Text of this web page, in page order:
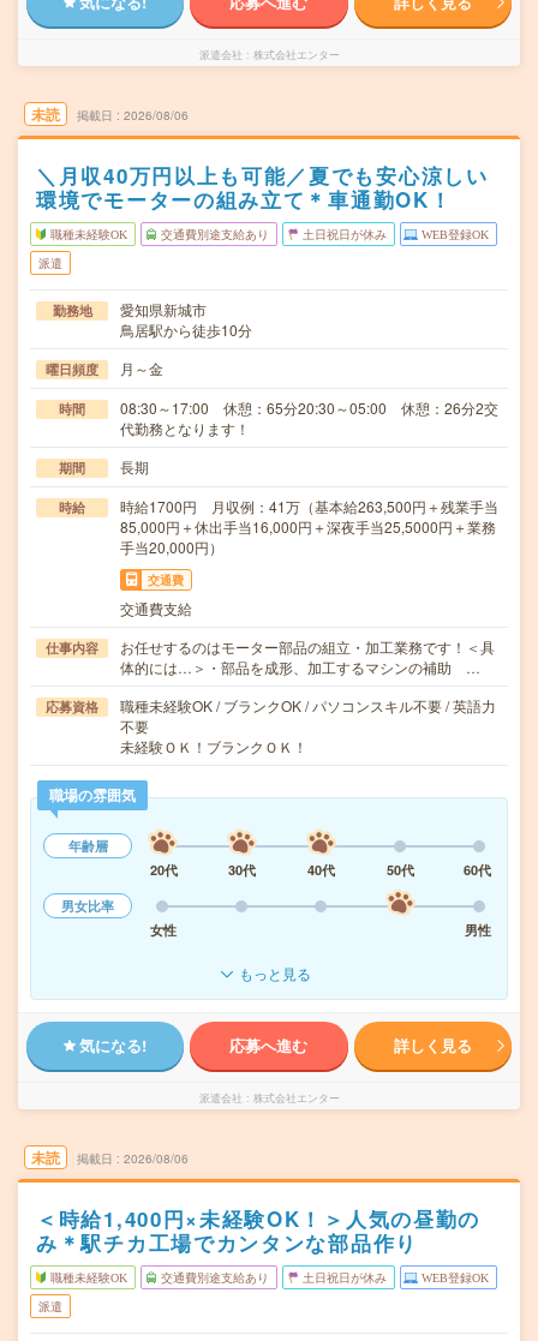
派遣会社 株式会社エンター
未読 掲載日 2026/08/06
＼月収40万円以上も可能／夏でも安心涼しい
環境でモーターの組み立て＊車通勤OK！
職種未経験OK 交通費別途支給あり 土日祝日が休み WEB登録OK
派遣
勤務地
愛知県新城市
鳥居駅から徒歩10分
曜日頻度 月～金
時間
08:30～17:00 休憩：65分20:30～05:00 休憩：26分2交
代勤務となります！
期間 長期
時給
時給1700円 月収例：41万（基本給263,500円＋残業手当
85,000円＋休出手当16,000円＋深夜手当25,5000円＋業務
手当20,000円）
交通費
交通費支給
仕事内容
お任せするのはモーター部品の組立・加工業務です！＜具
体的には…＞・部品を成形、加工するマシンの補助 …
応募資格
職種未経験OK / ブランクOK / パソコンスキル不要 / 英語力
不要
未経験ＯＫ！ブランクＯＫ！
職場の雰囲気
年齢層
20代
30代 40代 50代
60代
男女比率
女性
男性
もっと見る
気になる! 応募へ進む 詳しく見る
派遣会社 株式会社エンター
未読 掲載日 2026/08/06
＜時給1,400円×未経験OK！＞人気の昼勤の
み＊駅チカ工場でカンタンな部品作り
職種未経験OK 交通費別途支給あり 土日祝日が休み WEB登録OK
派遣